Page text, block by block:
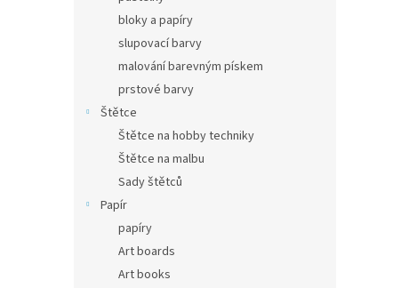
bloky a papíry
slupovací barvy
malování barevným pískem
prstové barvy
Štětce
Štětce na hobby techniky
Štětce na malbu
Sady štětců
Papír
papíry
Art boards
Art books